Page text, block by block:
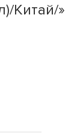
Китай/»